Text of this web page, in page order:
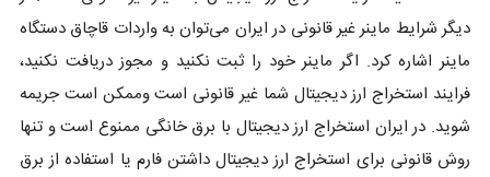
دیگر شرایط ماینر غیر قانونی در ایران می‌توان به واردات قاچاق دستگاه
ماینر اشاره کرد. اگر ماینر خود را ثبت نکنید و مجوز دریافت نکنید،
فرایند استخراج ارز دیجیتال شما غیر قانونی است وممکن است جریمه
شوید. در ایران استخراج ارز دیجیتال با برق خانگی ممنوع است و تنها
روش قانونی برای استخراج ارز دیجیتال داشتن فارم یا استفاده از برق